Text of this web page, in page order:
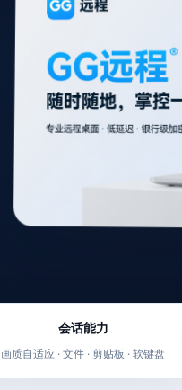
会话能力
画质自适应 · 文件 · 剪贴板 · 软键盘